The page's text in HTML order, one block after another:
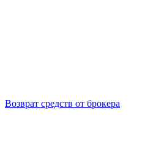
Возврат средств от брокера